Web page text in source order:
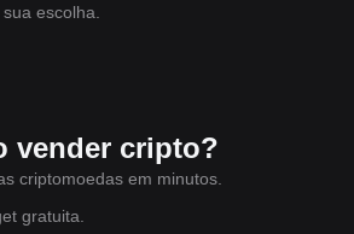
escolha.
vender cripto?
criptomoedas em minutos.
gratuita.